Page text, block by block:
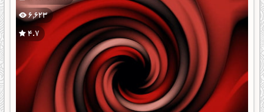
6,623
4.7